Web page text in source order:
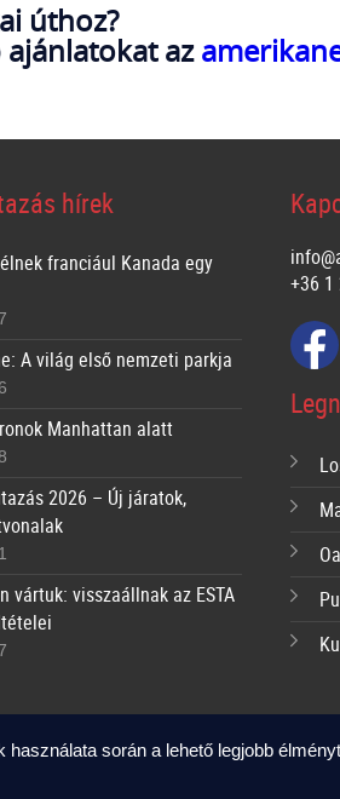
úthoz?
az
hírek
franciául Kanada egy
A világ első nemzeti parkja
Manhattan alatt
2026 – Új járatok,
vártuk: visszaállnak az ESTA
+36 1
során a lehető legjobb